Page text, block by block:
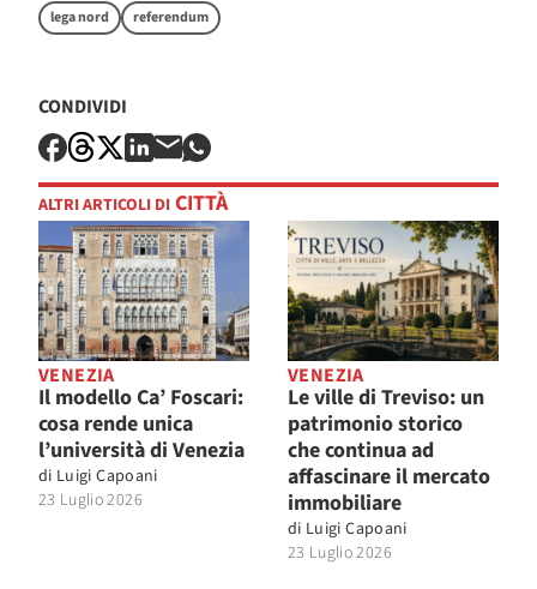
lega nord referendum
CONDIVIDI
ALTRI ARTICOLI DI CITTÀ
VENEZIA
Il modello Ca’ Foscari:
cosa rende unica
l’università di Venezia
di Luigi Capoani
23 Luglio 2026
VENEZIA
Le ville di Treviso: un
patrimonio storico
che continua ad
affascinare il mercato
immobiliare
di Luigi Capoani
23 Luglio 2026